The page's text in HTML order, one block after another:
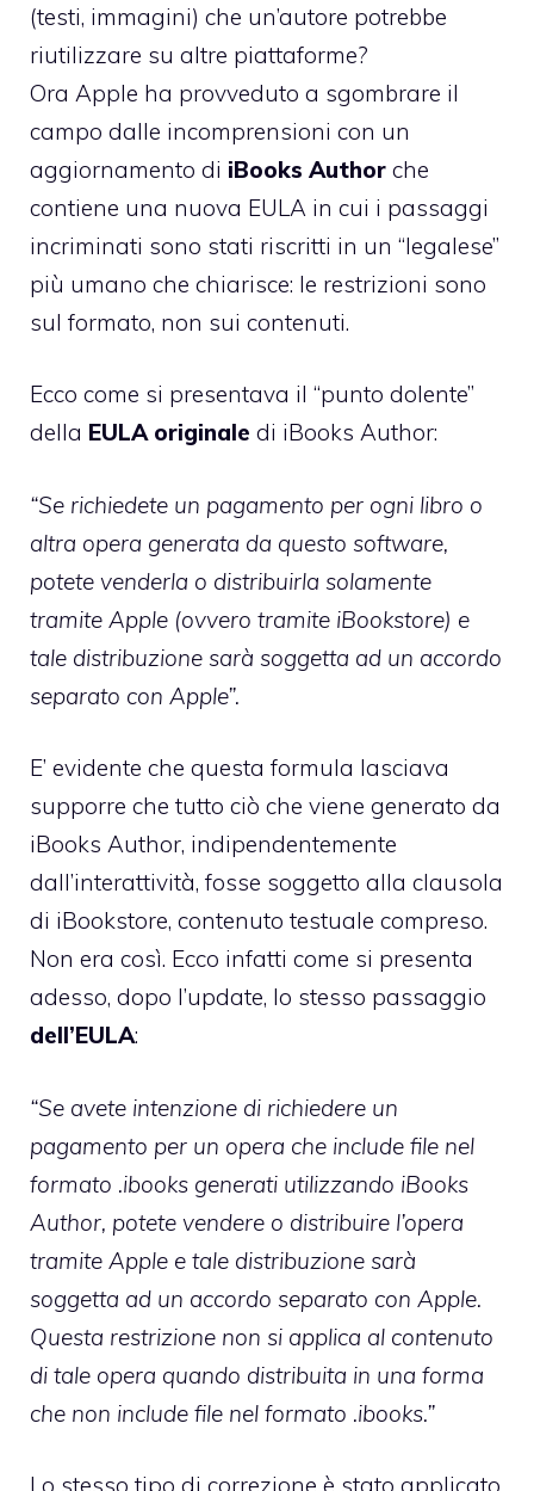
(testi, immagini) che un’autore potrebbe
riutilizzare su altre piattaforme?
Ora Apple ha provveduto a sgombrare il
campo dalle incomprensioni con un
aggiornamento di iBooks Author che
contiene una nuova EULA in cui i passaggi
incriminati sono stati riscritti in un “legalese”
più umano che chiarisce: le restrizioni sono
sul formato, non sui contenuti.
Ecco come si presentava il “punto dolente”
della EULA originale di iBooks Author:
“Se richiedete un pagamento per ogni libro o
altra opera generata da questo software,
potete venderla o distribuirla solamente
tramite Apple (ovvero tramite iBookstore) e
tale distribuzione sarà soggetta ad un accordo
separato con Apple”.
E’ evidente che questa formula lasciava
supporre che tutto ciò che viene generato da
iBooks Author, indipendentemente
dall’interattività, fosse soggetto alla clausola
di iBookstore, contenuto testuale compreso.
Non era così. Ecco infatti come si presenta
adesso, dopo l’update, lo stesso passaggio
dell’EULA:
“Se avete intenzione di richiedere un
pagamento per un opera che include file nel
formato .ibooks generati utilizzando iBooks
Author, potete vendere o distribuire l’opera
tramite Apple e tale distribuzione sarà
soggetta ad un accordo separato con Apple.
Questa restrizione non si applica al contenuto
di tale opera quando distribuita in una forma
che non include file nel formato .ibooks.”